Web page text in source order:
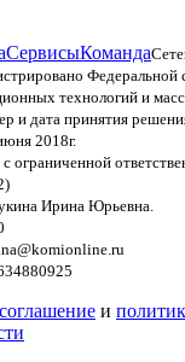
СервисыКоманда
Федеральной
технологий и
и дата принятия
2018г.
ограниченной
Ирина Юрьевна.
и